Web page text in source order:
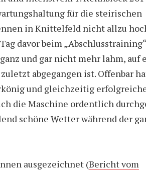
für die steirischen
in Knittelfeld nicht allzu
davor beim
und gar nicht mehr lahm, auf
abgegangen ist. Offenbar
und gleichzeitig
die Maschine ordentlich
schöne Wetter während der
ausgezeichnet (Bericht vom